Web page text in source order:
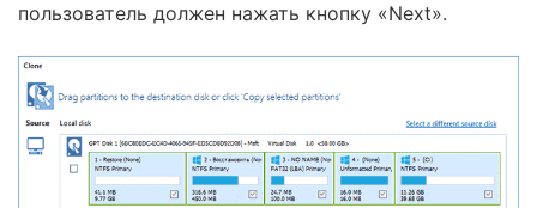
пользователь должен нажать кнопку «Next».